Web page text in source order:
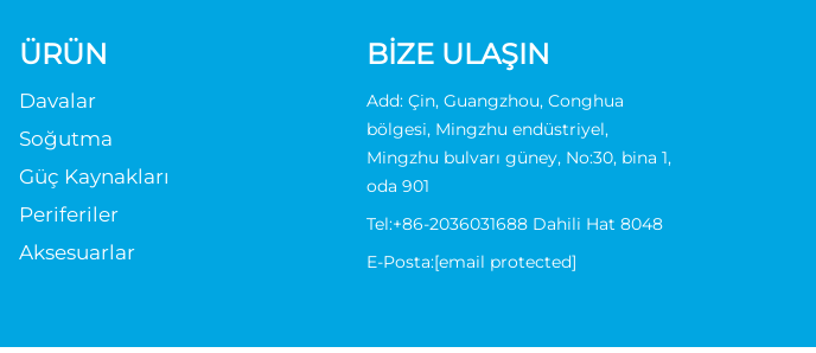
ÜRÜN
Davalar
Soğutma
Güç Kaynakları
Periferiler
Aksesuarlar
BIZE ULAŞIN
Add: Çin, Guangzhou, Conghua
bölgesi, Mingzhu endüstriyel,
Mingzhu bulvarı güney, No:30, bina 1,
oda 901
Tel:+86-2036031688 Dahili Hat 8048
E-Posta:[email protected]